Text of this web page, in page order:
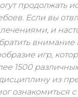
продолжать
Если вы
и
внимание
игр,
1500
из
ознакомиться